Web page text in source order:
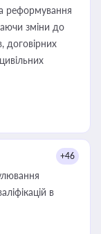
реформування
зміни до
договірних
+46
в